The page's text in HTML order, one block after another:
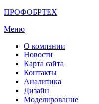
Перейти
содержимому
ПРОФОБРТЕХ
Меню
О компании
Новости
Карта сайта
Контакты
Аналитика
Дизайн
Моделирование